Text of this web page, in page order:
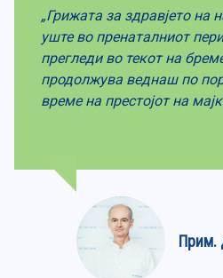
„Грижата за здравјето на
уште во пренаталниот
прегледи во текот на
продолжува веднаш по
време на престојот на
Прим.